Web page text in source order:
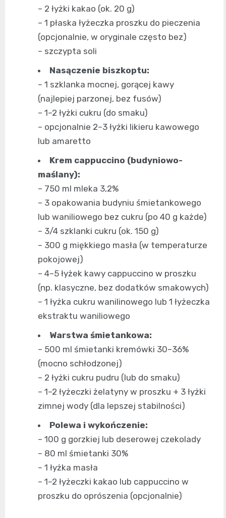
– 2 łyżki kakao (ok. 20 g)
– 1 płaska łyżeczka proszku do pieczenia
(opcjonalnie, w oryginale często bez)
– szczypta soli
Nasączenie biszkoptu:
– 1 szklanka mocnej, gorącej kawy
(najlepiej parzonej, bez fusów)
– 1–2 łyżki cukru (do smaku)
– opcjonalnie 2–3 łyżki likieru kawowego
lub amaretto
Krem cappuccino (budyniowo-
maślany):
– 750 ml mleka 3,2%
– 3 opakowania budyniu śmietankowego
lub waniliowego bez cukru (po 40 g każde)
– 3/4 szklanki cukru (ok. 150 g)
– 300 g miękkiego masła (w temperaturze
pokojowej)
– 4–5 łyżek kawy cappuccino w proszku
(np. klasyczne, bez dodatków smakowych)
– 1 łyżka cukru wanilinowego lub 1 łyżeczka
ekstraktu waniliowego
Warstwa śmietankowa:
– 500 ml śmietanki kremówki 30–36%
(mocno schłodzonej)
– 2 łyżki cukru pudru (lub do smaku)
– 1–2 łyżeczki żelatyny w proszku + 3 łyżki
zimnej wody (dla lepszej stabilności)
Polewa i wykończenie:
– 100 g gorzkiej lub deserowej czekolady
– 80 ml śmietanki 30%
– 1 łyżka masła
– 1–2 łyżeczki kakao lub cappuccino w
proszku do oprószenia (opcjonalnie)